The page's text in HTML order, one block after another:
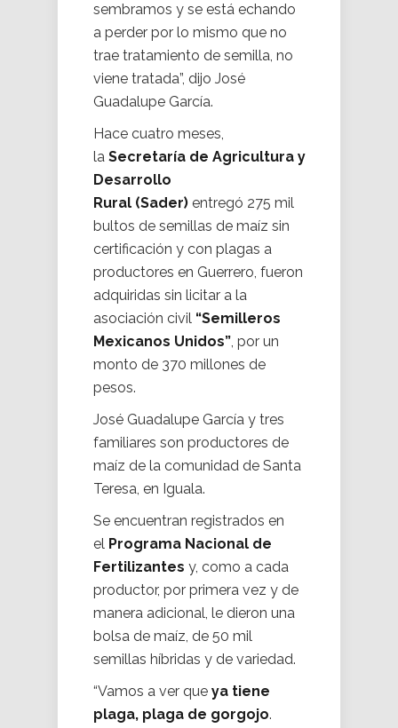
sembramos y se está echando
a perder por lo mismo que no
trae tratamiento de semilla, no
viene tratada”, dijo José
Guadalupe García.
Hace cuatro meses,
la Secretaría de Agricultura y
Desarrollo
Rural (Sader) entregó 275 mil
bultos de semillas de maíz sin
certificación y con plagas a
productores en Guerrero, fueron
adquiridas sin licitar a la
asociación civil “Semilleros
Mexicanos Unidos”, por un
monto de 370 millones de
pesos.
José Guadalupe García y tres
familiares son productores de
maíz de la comunidad de Santa
Teresa, en Iguala.
Se encuentran registrados en
el Programa Nacional de
Fertilizantes y, como a cada
productor, por primera vez y de
manera adicional, le dieron una
bolsa de maíz, de 50 mil
semillas híbridas y de variedad.
“Vamos a ver que ya tiene
plaga, plaga de gorgojo.